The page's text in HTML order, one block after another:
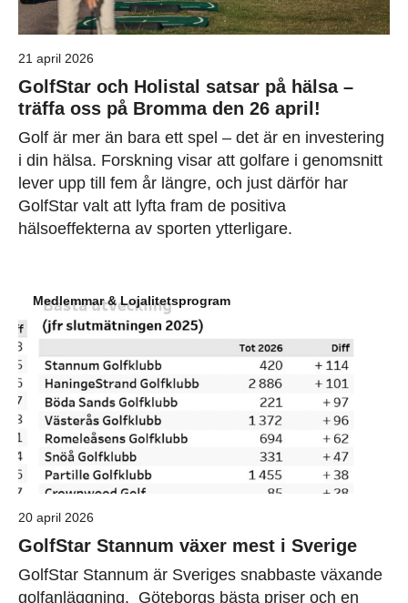
21 april 2026
GolfStar och Holistal satsar på hälsa –
träffa oss på Bromma den 26 april!
Golf är mer än bara ett spel – det är en investering
i din hälsa. Forskning visar att golfare i genomsnitt
lever upp till fem år längre, och just därför har
GolfStar valt att lyfta fram de positiva
hälsoeffekterna av sporten ytterligare.
Medlemmar & Lojalitetsprogram
20 april 2026
GolfStar Stannum växer mest i Sverige
GolfStar Stannum är Sveriges snabbaste växande
golfanläggning. Göteborgs bästa priser och en